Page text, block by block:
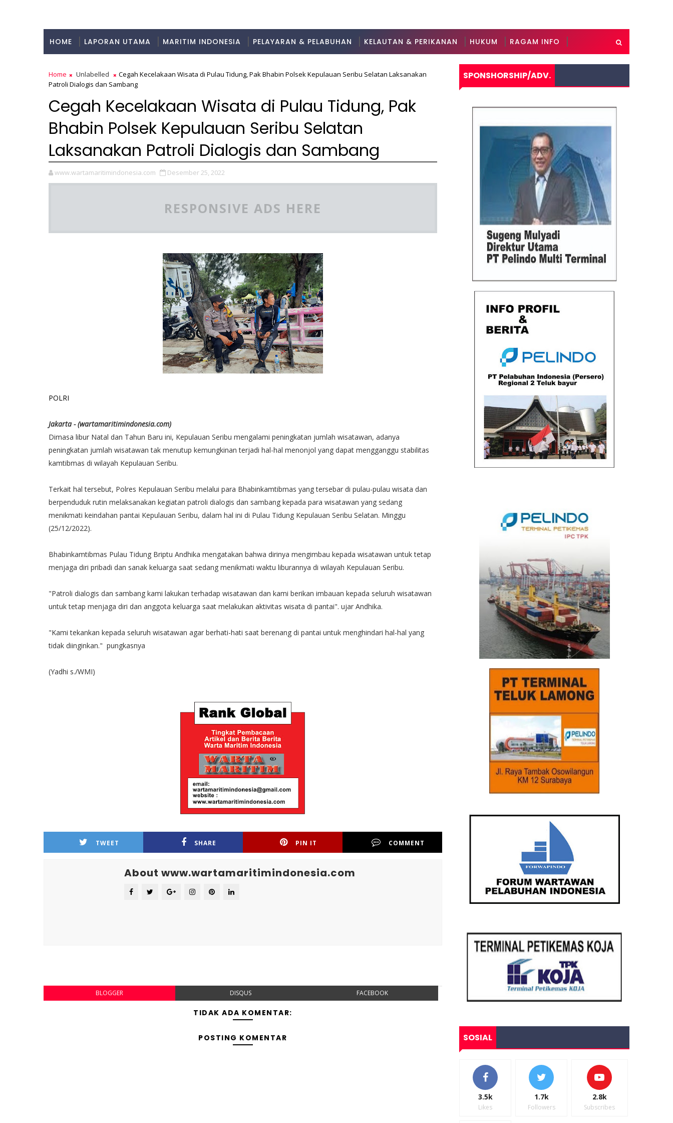
HOME LAPORAN UTAMA MARITIM INDONESIA PELAYARAN & PELABUHAN KELAUTAN & PERIKANAN HUKUM RAGAM INFO
Home Unlabelled
Cegah Kecelakaan Wisata di Pulau Tidung, Pak Bhabin Polsek Kepulauan Seribu Selatan Laksanakan
Patroli Dialogis dan Sambang
Cegah Kecelakaan Wisata di Pulau Tidung, Pak
Bhabin Polsek Kepulauan Seribu Selatan
Laksanakan Patroli Dialogis dan Sambang
www.wartamaritimindonesia.com Desember 25, 2022
RESPONSIVE ADS HERE
POLRI
Jakarta - (wartamaritimindonesia.com)
Dimasa libur Natal dan Tahun Baru ini, Kepulauan Seribu mengalami peningkatan jumlah wisatawan, adanya
peningkatan jumlah wisatawan tak menutup kemungkinan terjadi hal-hal menonjol yang dapat mengganggu stabilitas
kamtibmas di wilayah Kepulauan Seribu.
Terkait hal tersebut, Polres Kepulauan Seribu melalui para Bhabinkamtibmas yang tersebar di pulau-pulau wisata dan
berpenduduk rutin melaksanakan kegiatan patroli dialogis dan sambang kepada para wisatawan yang sedang
menikmati keindahan pantai Kepulauan Seribu, dalam hal ini di Pulau Tidung Kepulauan Seribu Selatan. Minggu
(25/12/2022).
Bhabinkamtibmas Pulau Tidung Briptu Andhika mengatakan bahwa dirinya mengimbau kepada wisatawan untuk tetap
menjaga diri pribadi dan sanak keluarga saat sedang menikmati waktu liburannya di wilayah Kepulauan Seribu.
"Patroli dialogis dan sambang kami lakukan terhadap wisatawan dan kami berikan imbauan kepada seluruh wisatawan
untuk tetap menjaga diri dan anggota keluarga saat melakukan aktivitas wisata di pantai". ujar Andhika.
"Kami tekankan kepada seluruh wisatawan agar berhati-hati saat berenang di pantai untuk menghindari hal-hal yang
tidak diinginkan." pungkasnya
(Yadhi s./WMI)
TWEET SHARE PIN IT COMMENT
About www.wartamaritimindonesia.com
BLOGGER DISQUS FACEBOOK
TIDAK ADA KOMENTAR:
POSTING KOMENTAR
SPONSHORSHIP/ADV.
SOSIAL
3.5k
Likes
1.7k
Followers
2.8k
Subscribes